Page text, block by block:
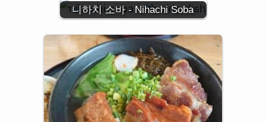
니하치 소바 - Nihachi Soba